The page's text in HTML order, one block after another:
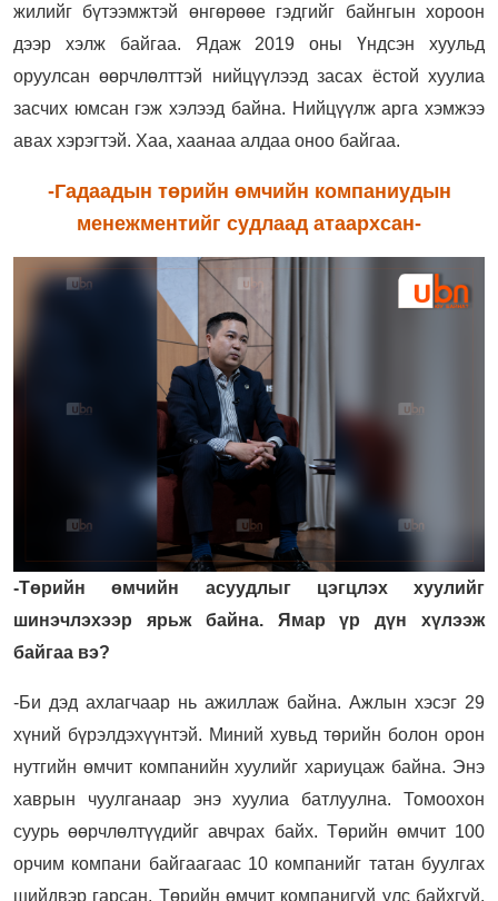
жилийг бүтээмжтэй өнгөрөөе гэдгийг байнгын хороон
дээр хэлж байгаа. Ядаж 2019 оны Үндсэн хуульд
оруулсан өөрчлөлттэй нийцүүлээд засах ёстой хуулиа
засчих юмсан гэж хэлээд байна. Нийцүүлж арга хэмжээ
авах хэрэгтэй. Хаа, хаанаа алдаа оноо байгаа.
-Гадаадын төрийн өмчийн компаниудын
менежментийг судлаад атаархсан-
-Төрийн өмчийн асуудлыг цэгцлэх хуулийг
шинэчлэхээр ярьж байна. Ямар үр дүн хүлээж
байгаа вэ?
-Би дэд ахлагчаар нь ажиллаж байна. Ажлын хэсэг 29
хүний бүрэлдэхүүнтэй. Миний хувьд төрийн болон орон
нутгийн өмчит компанийн хуулийг хариуцаж байна. Энэ
хаврын чуулганаар энэ хуулиа батлуулна. Томоохон
суурь өөрчлөлтүүдийг авчрах байх. Төрийн өмчит 100
орчим компани байгаагаас 10 компанийг татан буулгах
шийдвэр гарсан. Төрийн өмчит компанигүй улс байхгүй.